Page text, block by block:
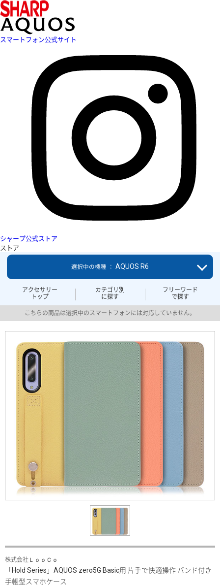
スマートフォン公式サイト
シャープ公式ストア
ストア
アクセサリー
トップ
カテゴリ別
に探す
フリーワード
で探す
選択中の機種 ： AQUOS R6
こちらの商品は選択中のスマートフォンには対応していません。
株式会社ＬｏｏＣｏ
「Hold Series」AQUOS zero5G Basic用 片手で快適操作 バンド付き
手帳型スマホケース